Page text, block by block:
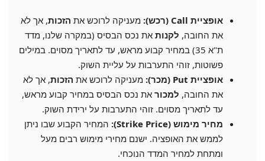
אופציית Call (רכש): מעניקה לרוכש את הזכות, אך לא
את החובה, לקנות את נכס הבסיס (במקרה שלנו, מדד
ת"א 35) במחיר קבוע מראש, עד לתאריך מסוים. במילים
פשוטות, זוהי התערבות על עליית השוק.
אופציית Put (מכר):
מעניקה לרוכש את הזכות, אך לא
את החובה, למכור את נכס הבסיס במחיר קבוע מראש,
עד לתאריך מסוים. זוהי התערבות על ירידת השוק.
מחיר מימוש (Strike Price):
המחיר הקבוע שבו ניתן
לממש את האופציה. ישנם מחירי מימוש רבים מעל
ומתחת למחיר המדד הנוכחי.